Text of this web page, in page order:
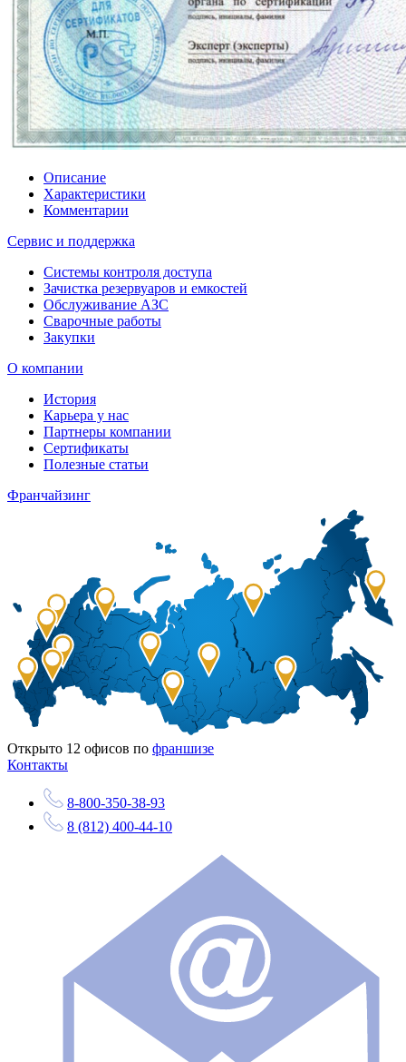
Описание
Характеристики
Комментарии
Сервис и поддержка
Системы контроля доступа
Зачистка резервуаров и емкостей
Обслуживание АЗС
Сварочные работы
Закупки
О компании
История
Карьера у нас
Партнеры компании
Сертификаты
Полезные статьи
Франчайзинг
Открыто 12 офисов по франшизе
Контакты
8-800-350-38-93
8 (812) 400-44-10